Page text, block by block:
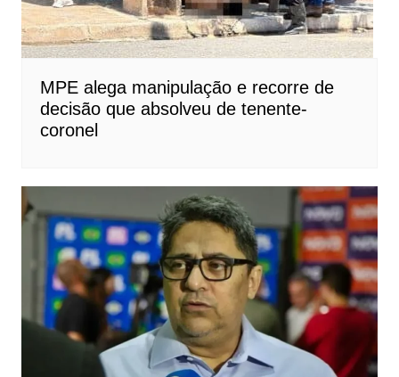
MPE alega manipulação e recorre de
decisão que absolveu de tenente-
coronel